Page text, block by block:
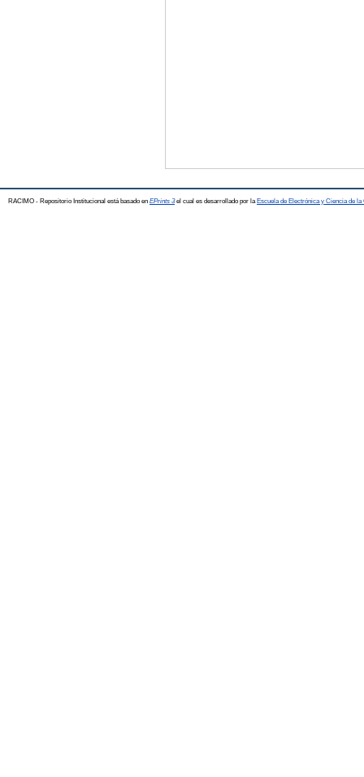
RACIMO - Repositorio Institucional está basado en EPrints 3el cual es desarrollado por la Escuela de Electrónica y Ciencia de la